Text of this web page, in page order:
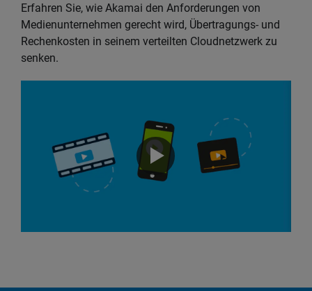
Erfahren Sie, wie Akamai den Anforderungen von
Medienunternehmen gerecht wird, Übertragungs- und
Rechenkosten in seinem verteilten Cloudnetzwerk zu
senken.